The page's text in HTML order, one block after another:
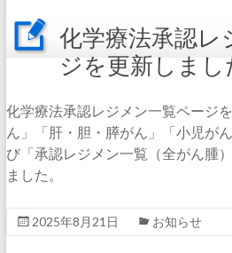
化学療法承認レ
ジを更新しまし
化学療法承認レジメン一覧ページ
ん」「肝・胆・膵がん」「小児が
び「承認レジメン一覧（全がん腫
ました。
2025年8月21日 お知らせ